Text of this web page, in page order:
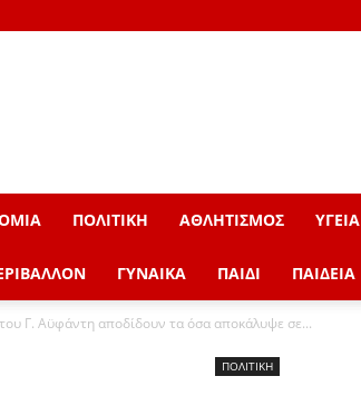
ΠΟΛΙΤΙΚΗ ΑΘΛΗΤΙΣΜΟΣ ΥΓΕΙΑ
ΓΥΝΑΙΚΑ ΠΑΙΔΙ ΠΑΙΔΕΙΑ
Γ. Αϋφάντη αποδίδουν τα όσα αποκάλυψε σε...
ΠΟΛΙΤΙΚΗ